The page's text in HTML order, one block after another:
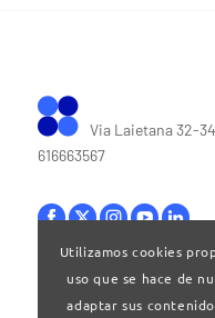
Via Laietana 32-
616663567
Utilizamos cookies
uso que se hace de
adaptar sus